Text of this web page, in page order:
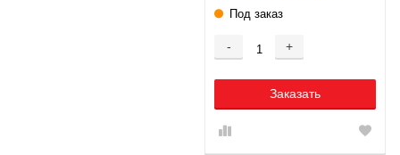
Под заказ
- +
Заказать